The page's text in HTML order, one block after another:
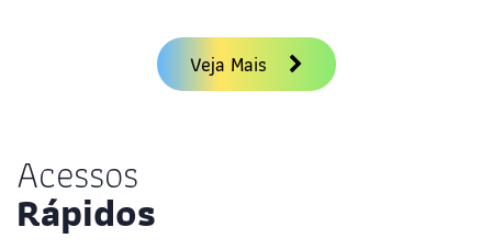
Veja Mais
Acessos
Rápidos